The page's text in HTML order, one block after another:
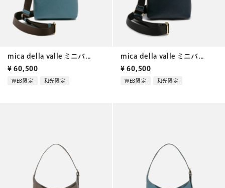
mica della valle ミニバ...
¥ 60,500
WEB限定 和光限定
mica della valle ミニバ...
¥ 60,500
WEB限定 和光限定